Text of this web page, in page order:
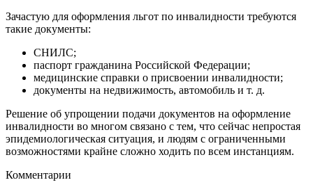
Зачастую для оформления льгот по инвалидности требуются
такие документы:
СНИЛС;
паспорт гражданина Российской Федерации;
медицинские справки о присвоении инвалидности;
документы на недвижимость, автомобиль и т. д.
Решение об упрощении подачи документов на оформление
инвалидности во многом связано с тем, что сейчас непростая
эпидемиологическая ситуация, и людям с ограниченными
возможностями крайне сложно ходить по всем инстанциям.
Комментарии